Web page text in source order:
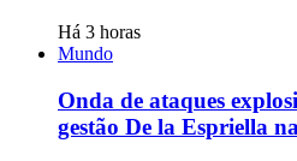
Há 3 horas
Mundo
Onda de ataques
gestão De la Espriella